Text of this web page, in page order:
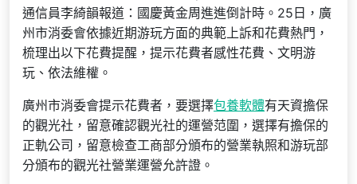
通信員李綺韻報道：國慶黃金周進進倒計時。25日，廣
州市消委會依據近期游玩方面的典範上訴和花費熱門，
梳理出以下花費提醒，提示花費者感性花費、文明游
玩、依法維權。
廣州市消委會提示花費者，要選擇包養軟體有天資擔保
的觀光社，留意確認觀光社的運營范圍，選擇有擔保的
正軌公司，留意檢查工商部分頒布的營業執照和游玩部
分頒布的觀光社營業運營允許證。